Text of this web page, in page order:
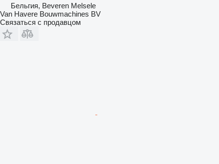
Бельгия, Beveren Melsele
Van Havere Bouwmachines BV
Связаться с продавцом